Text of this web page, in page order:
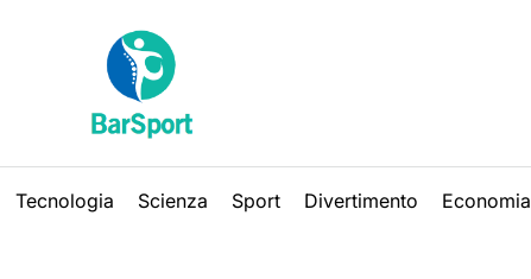
Tecnologia Scienza Sport Divertimento Economia